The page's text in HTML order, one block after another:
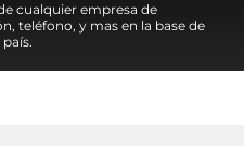
cualquier empresa de
teléfono, y mas en la base de